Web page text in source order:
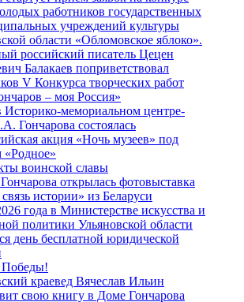
работников государственных
учреждений культуры
области «Обломовское яблоко».
российский писатель Цецен
Балакаев поприветствовал
V Конкурса творческих работ
– моя Россия»
Историко-мемориальном центре-
Гончарова состоялась
акция «Ночь музеев» под
«Родное»
воинской славы
открылась фотовыставка
истории» из Беларуси
года в Министерстве искусства и
политики Ульяновской области
день бесплатной юридической
краевед Вячеслав Ильин
свою книгу в Доме Гончарова